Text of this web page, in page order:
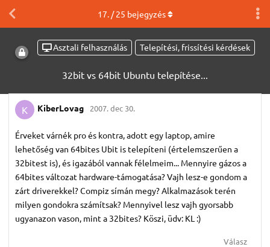
Asztali felhasználás Telepítési, frissítési kérdések
32bit vs 64bit Ubuntu telepítése...
17. /25 bejegyzés
K KiberLovag 2007. dec 30.
Érveket várnék pro és kontra, adott egy laptop, amire
lehetőség van 64bites Ubit is telepíteni (értelemszerűen a
32bitest is), és igazából vannak félelmeim... Mennyire gázos a
64bites változat hardware-támogatása? Vajh lesz-e gondom a
zárt driverekkel? Compiz símán megy? Alkalmazások terén
milyen gondokra számítsak? Mennyivel lesz vajh gyorsabb
ugyanazon vason, mint a 32bites? Köszi, üdv: KL :)
Válasz